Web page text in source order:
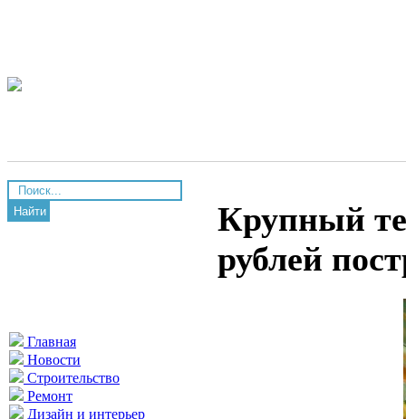
Найти
Главная
Новости
Строительство
Ремонт
Дизайн и интерьер
Крупный
рублей